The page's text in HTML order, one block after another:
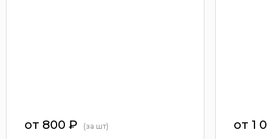
от 800 ₽ (за шт) от 1